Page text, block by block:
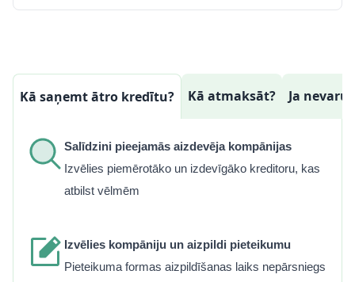
Kā saņemt ātro kredītu? Kā atmaksāt? Ja
Salīdzini pieejamās aizdevēja kompānijas
Izvēlies piemērotāko un izdevīgāko kreditoru, kas
atbilst vēlmēm
Izvēlies kompāniju un aizpildi pieteikumu
Pieteikuma formas aizpildīšanas laiks nepārsniegs